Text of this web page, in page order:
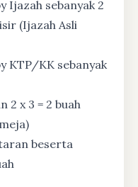
Ijazah sebanyak 2
(Ijazah Asli
KTP/KK sebanyak
2 x 3 = 2 buah
beserta